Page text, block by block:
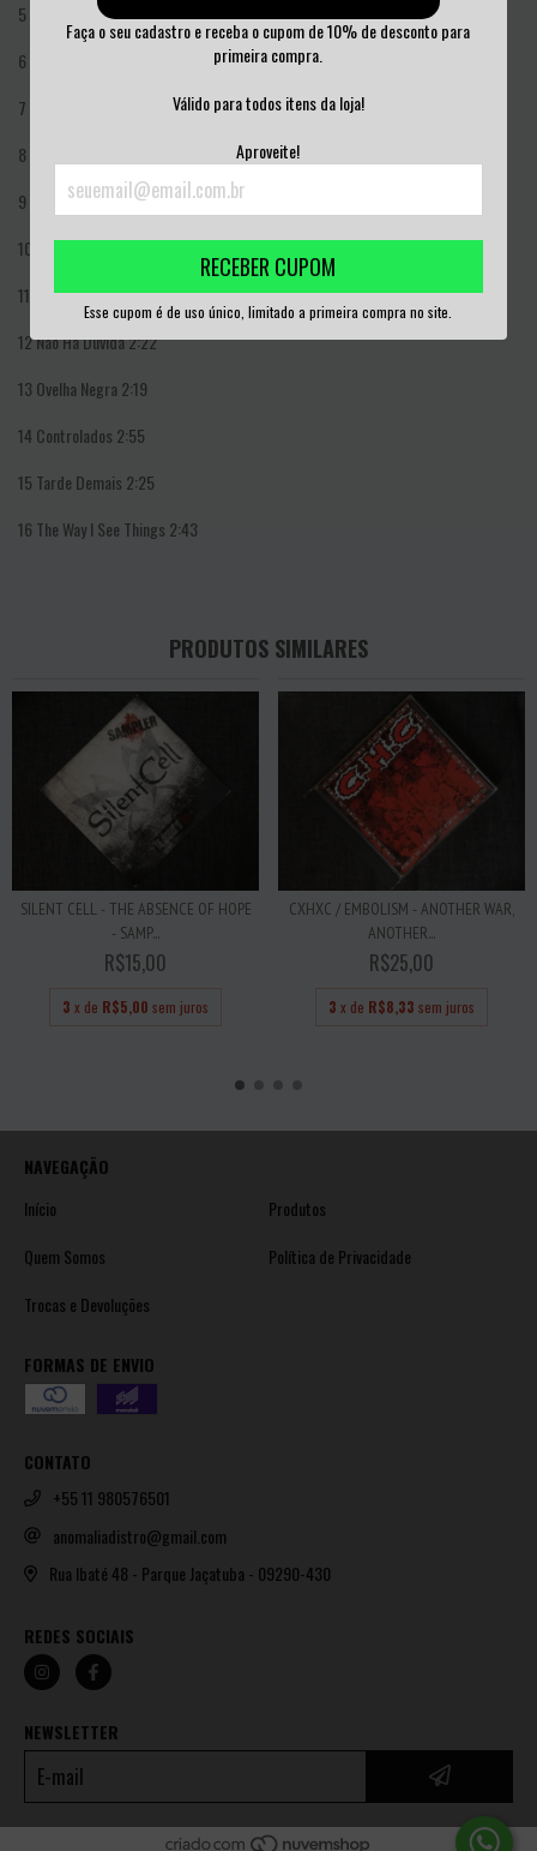
Faça o seu cadastro e receba o cupom de 10% de desconto para
primeira compra.
Válido para todos itens da loja!
Aproveite!
RECEBER CUPOM
Esse cupom é de uso único, limitado a primeira compra no site.
5
Em Passos Disformes2:40
6
7
8
9
Velhas Verdades2:23
10
Veneno3:10
11
Under Pressure2:25
12Não Há Dúvida2:22
13 Ovelha Negra 2:19
14 Controlados 2:55
15 Tarde Demais 2:25
16 The Way I See Things 2:43
PRODUTOS SIMILARES
SILENT CELL - THE ABSENCE OF HOPE
- SAMP...
R$15,00
3 x de R$5,00 sem juros
CXHXC / EMBOLISM - ANOTHER WAR,
ANOTHER...
R$25,00
3 x de R$8,33 sem juros
NAVEGAÇÃO
Início
Produtos
Quem Somos
Política de Privacidade
Trocas e Devoluções
FORMAS DE ENVIO
CONTATO
+55 11 980576501
anomaliadistro@gmail.com
Rua Ibaté 48 - Parque Jaçatuba - 09290-430
REDES SOCIAIS
NEWSLETTER